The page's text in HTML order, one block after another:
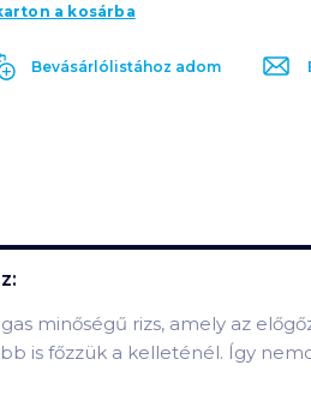
a kosárba
Bevásárlólistához adom
minőségű rizs, amely az
is főzzük a kelleténél. Így